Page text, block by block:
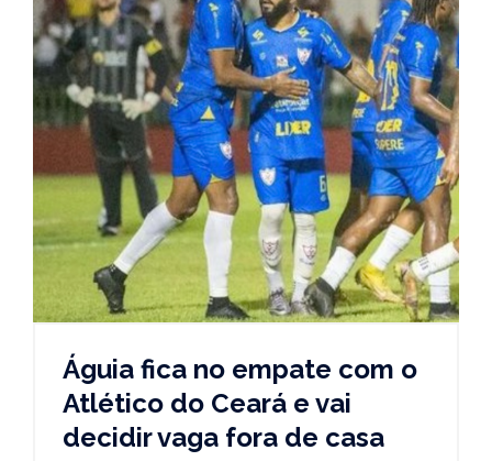
Águia fica no empate com o
Atlético do Ceará e vai
decidir vaga fora de casa